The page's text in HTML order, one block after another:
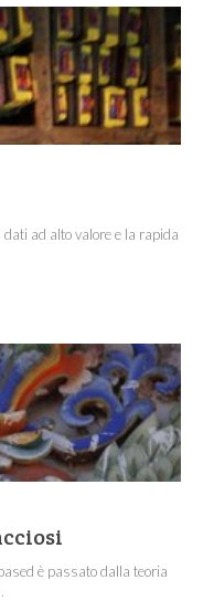
dati ad alto valore e la rapida
è passato dalla teoria